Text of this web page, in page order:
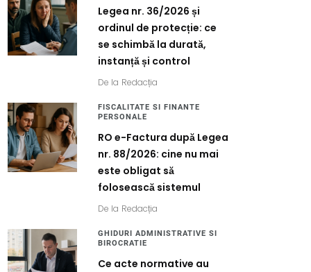
Legea nr. 36/2026 și
ordinul de protecție: ce
se schimbă la durată,
instanță și control
De la Redacția
FISCALITATE SI FINANTE
PERSONALE
RO e-Factura după Legea
nr. 88/2026: cine nu mai
este obligat să
folosească sistemul
De la Redacția
GHIDURI ADMINISTRATIVE SI
BIROCRATIE
Ce acte normative au